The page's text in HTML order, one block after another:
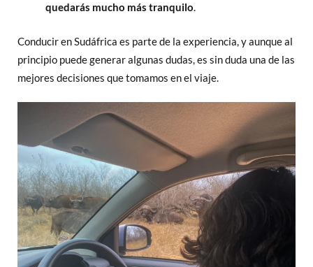
quedarás mucho más tranquilo.
Conducir en Sudáfrica es parte de la experiencia, y aunque al
principio puede generar algunas dudas, es sin duda una de las
mejores decisiones que tomamos en el viaje.